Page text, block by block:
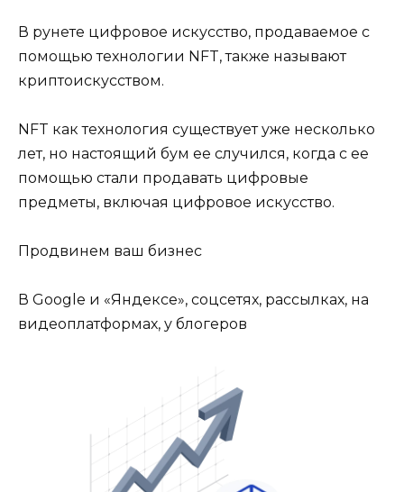
В рунете цифровое искусство, продаваемое с
помощью технологии NFT, также называют
криптоискусством.
NFT как технология существует уже несколько
лет, но настоящий бум ее случился, когда с ее
помощью стали продавать цифровые
предметы, включая цифровое искусство.
Продвинем ваш бизнес
В Google и «Яндексе», соцсетях, рассылках, на
видеоплатформах, у блогеров